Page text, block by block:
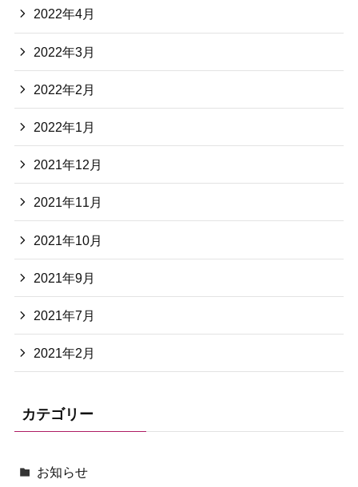
2022年4月
2022年3月
2022年2月
2022年1月
2021年12月
2021年11月
2021年10月
2021年9月
2021年7月
2021年2月
カテゴリー
お知らせ